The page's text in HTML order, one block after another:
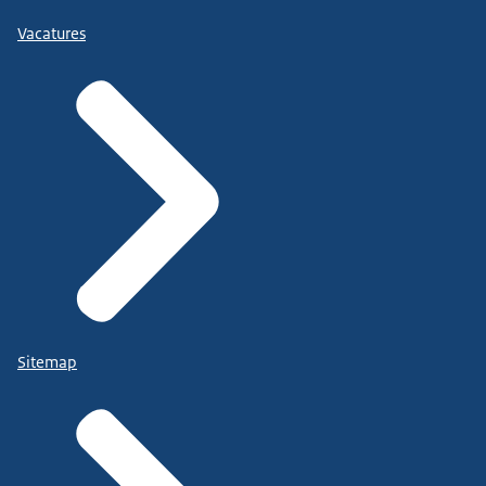
Vacatures
Sitemap